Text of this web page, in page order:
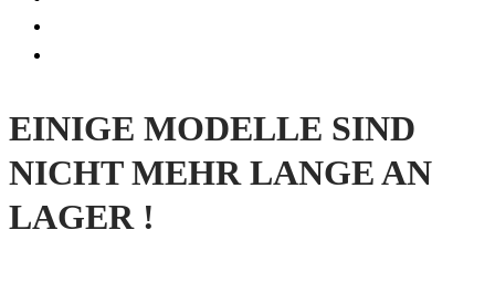
EINIGE MODELLE SIND
NICHT MEHR LANGE AN
LAGER !